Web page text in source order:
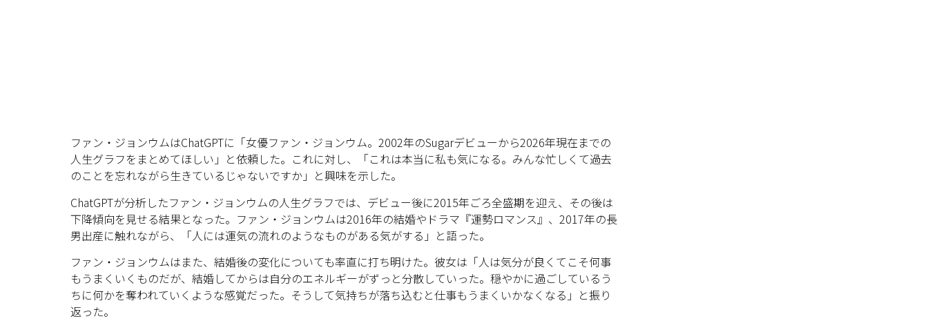
ファン・ジョンウムはChatGPTに「女優ファン・ジョンウム。2002年のSugarデビューから2026年現在までの
人生グラフをまとめてほしい」と依頼した。これに対し、「これは本当に私も気になる。みんな忙しくて過去
のことを忘れながら生きているじゃないですか」と興味を示した。
ChatGPTが分析したファン・ジョンウムの人生グラフでは、デビュー後に2015年ごろ全盛期を迎え、その後は
下降傾向を見せる結果となった。ファン・ジョンウムは2016年の結婚やドラマ『運勢ロマンス』、2017年の長
男出産に触れながら、「人には運気の流れのようなものがある気がする」と語った。
ファン・ジョンウムはまた、結婚後の変化についても率直に打ち明けた。彼女は「人は気分が良くてこそ何事
もうまくいくものだが、結婚してからは自分のエネルギーがずっと分散していった。穏やかに過ごしているう
ちに何かを奪われていくような感覚だった。そうして気持ちが落ち込むと仕事もうまくいかなくなる」と振り
返った。